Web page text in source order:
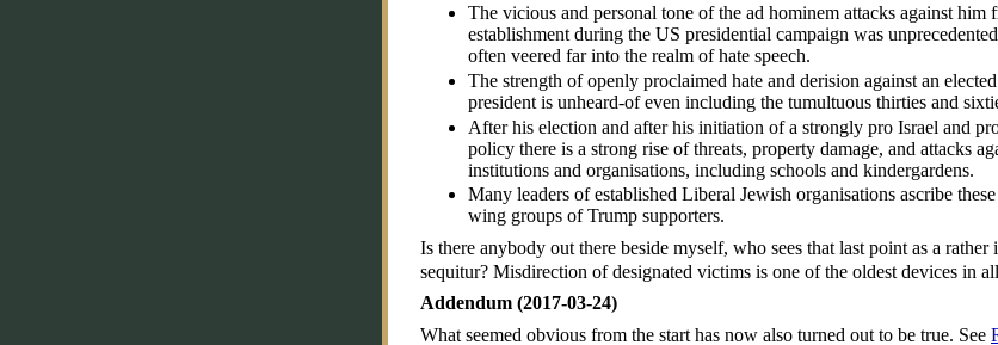
The vicious and personal tone of the ad hominem attacks against him
establishment during the US presidential campaign was
often veered far into the realm of hate speech.
The strength of openly proclaimed hate and derision against an
president is unheard-of even including the tumultuous thirties and
After his election and after his initiation of a strongly pro Israel and
policy there is a strong rise of threats, property damage, and attacks
institutions and organisations, including schools and kindergardens.
Many leaders of established Liberal Jewish organisations ascribe
wing groups of Trump supporters.
Is there anybody out there beside myself, who sees that last point as a rather
sequitur? Misdirection of designated victims is one of the oldest devices in
Addendum (2017-03-24)
What seemed obvious from the start has now also turned out to be true. See